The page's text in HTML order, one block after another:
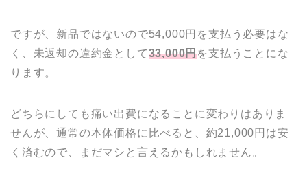
ですが、新品ではないので54,000円を支払う必要はな
く、未返却の違約金として33,000円を支払うことにな
ります。
どちらにしても痛い出費になることに変わりはありま
せんが、通常の本体価格に比べると、約21,000円は安
く済むので、まだマシと言えるかもしれません。